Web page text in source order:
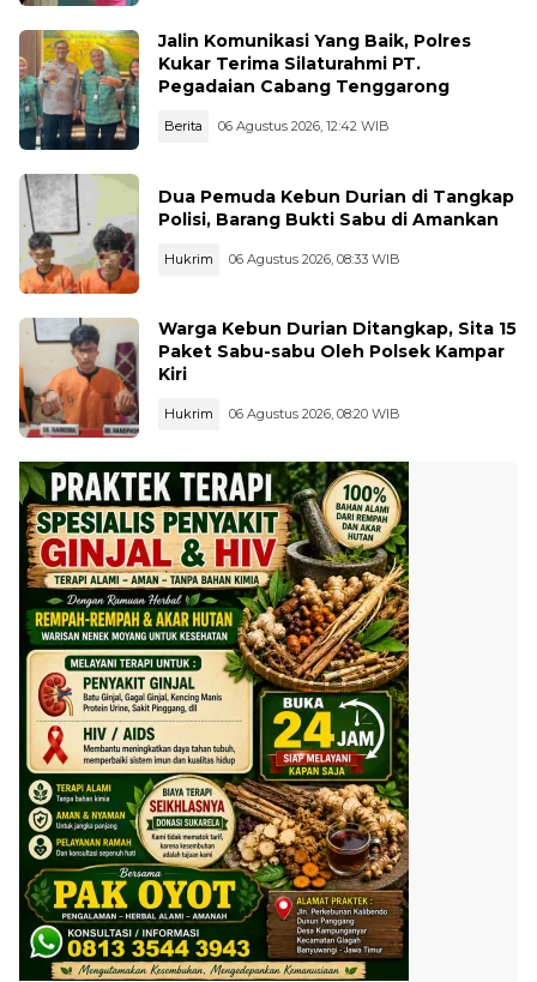
Jalin Komunikasi Yang Baik, Polres
Kukar Terima Silaturahmi PT.
Pegadaian Cabang Tenggarong
Berita 06 Agustus 2026, 12:42 WIB
Dua Pemuda Kebun Durian di Tangkap
Polisi, Barang Bukti Sabu di Amankan
Hukrim 06 Agustus 2026, 08:33 WIB
Warga Kebun Durian Ditangkap, Sita 15
Paket Sabu-sabu Oleh Polsek Kampar
Kiri
Hukrim 06 Agustus 2026, 08:20 WIB